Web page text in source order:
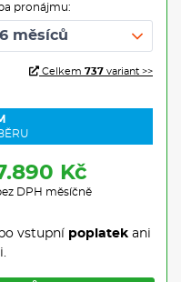
pronájmu:
Celkem 737 variant >>
Kč
DPH měsíčně
vstupní poplatekani